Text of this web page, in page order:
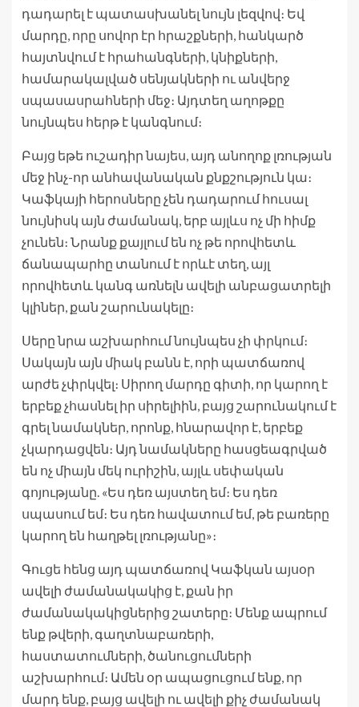
դադարել է պատասխանել նույն լեզվով։ Եվ
մարդը, որը սովոր էր հրաշքների, հանկարծ
հայտնվում է հրահանգների, կնիքների,
համարակալված սենյակների ու անվերջ
սպասասրահների մեջ։ Այդտեղ աղոթքը
նույնպես հերթ է կանգնում։
Բայց եթե ուշադիր նայես, այդ անողոք լռության
մեջ ինչ-որ անհավանական քնքշություն կա։
Կաֆկայի հերոսները չեն դադարում հուսալ
նույնիսկ այն ժամանակ, երբ այլևս ոչ մի հիմք
չունեն։ Նրանք քայլում են ոչ թե որովհետև
ճանապարհը տանում է որևէ տեղ, այլ
որովհետև կանգ առնելն ավելի անբացատրելի
կլիներ, քան շարունակելը։
Սերը նրա աշխարհում նույնպես չի փրկում։
Սակայն այն միակ բանն է, որի պատճառով
արժե չփրկվել։ Սիրող մարդը գիտի, որ կարող է
երբեք չհասնել իր սիրելիին, բայց շարունակում է
գրել նամակներ, որոնք, հնարավոր է, երբեք
չկարդացվեն։ Այդ նամակները հասցեագրված
են ոչ միայն մեկ ուրիշին, այլև սեփական
գոյությանը. «Ես դեռ այստեղ եմ։ Ես դեռ
սպասում եմ։ Ես դեռ հավատում եմ, թե բառերը
կարող են հաղթել լռությանը»։
Գուցե հենց այդ պատճառով Կաֆկան այսօր
ավելի ժամանակակից է, քան իր
ժամանակակիցներից շատերը։ Մենք ապրում
ենք թվերի, գաղտնաբառերի,
հաստատումների, ծանուցումների
աշխարհում։ Ամեն օր ապացուցում ենք, որ
մարդ ենք, բայց ավելի ու ավելի քիչ ժամանակ